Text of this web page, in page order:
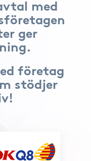
med
ger
företag
stödjer